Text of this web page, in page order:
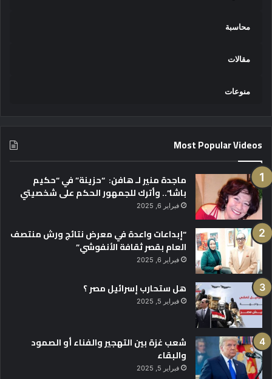
محاسبة
مقالات
منوعات
Most Popular Videos
ماجدة منير لـ هافن: “حزينة” في “حكيم
باشا”.. وأترك للجمهور الحكم على شخصيتي
فبراير 6, 2025
“إبداعات واعدة في معرض نتائج ورش منتصف
العام بقصر ثقافة الأنفوشي”
فبراير 6, 2025
هل ستحارب إسرائيل مصر ؟
فبراير 5, 2025
شعب غزة بين التهجير والفناء أو الصمود
والبقاء
فبراير 5, 2025